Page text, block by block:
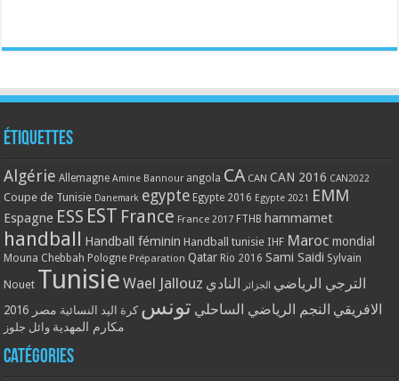
Étiquettes
Algérie Allemagne Amine Bannour angola CA CAN CAN 2016 CAN2022
Coupe de Tunisie Danemark egypte Egypte 2016 Egypte 2021 EMM
Espagne ESS EST France France 2017 FTHB hammamet
handball Handball féminin Handball tunisie IHF Maroc mondial
Mouna Chebbah Pologne Préparation Qatar Rio 2016 Sami Saidi Sylvain
Nouet Tunisie Wael Jallouz الترجي الرياضي الجزائر النادي
الافريقي النجم الرياضي الساحلي تونس كرة اليد النسائية مصر 2016
مكارم المهدية وائل جلوز
Catégories